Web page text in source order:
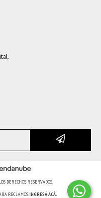
DERECHOS RESERVADOS.
RECLAMOSINGRESÁ ACÁ.